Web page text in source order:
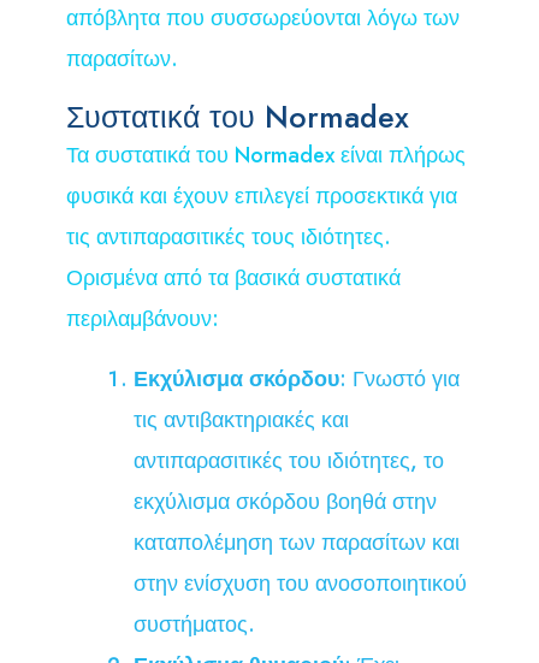
απόβλητα που συσσωρεύονται λόγω των
παρασίτων.
Συστατικά του Normadex
Τα συστατικά του Normadex είναι πλήρως
φυσικά και έχουν επιλεγεί προσεκτικά για
τις αντιπαρασιτικές τους ιδιότητες.
Ορισμένα από τα βασικά συστατικά
περιλαμβάνουν:
Εκχύλισμα σκόρδου: Γνωστό για
τις αντιβακτηριακές και
αντιπαρασιτικές του ιδιότητες, το
εκχύλισμα σκόρδου βοηθά στην
καταπολέμηση των παρασίτων και
στην ενίσχυση του ανοσοποιητικού
συστήματος.